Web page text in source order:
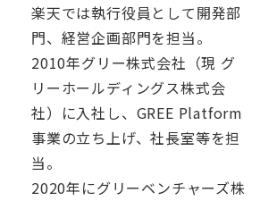
楽天では執行役員として開発部
門、経営企画部門を担当。
2010年グリー株式会社（現 グ
リーホールディングス株式会
社）に入社し、GREE Platform
事業の立ち上げ、社長室等を担
当。
2020年にグリーベンチャーズ株